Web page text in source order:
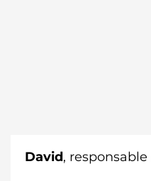
David,